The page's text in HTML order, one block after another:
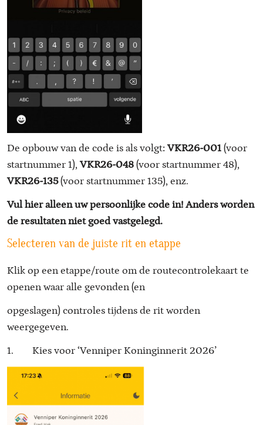
De opbouw van de code is als volgt:VKR26-001 (voor
startnummer 1),VKR26-048 (voor startnummer 48),
VKR26-135(voor startnummer 135), enz.
Vul hier alleen uw persoonlijke code in! Anders worden
de resultaten niet goed vastgelegd.
Selecteren van de juiste rit en etappe
Klik op een etappe/route om de routecontrolekaart te
openen waar alle gevonden (en
opgeslagen) controles tijdens de rit worden
weergegeven.
1. Kies voor ‘Venniper Koninginnerit 2026’